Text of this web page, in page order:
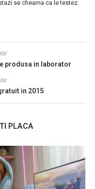
se cheama ca le testez.
produsa in laborator
in 2015
PLACA